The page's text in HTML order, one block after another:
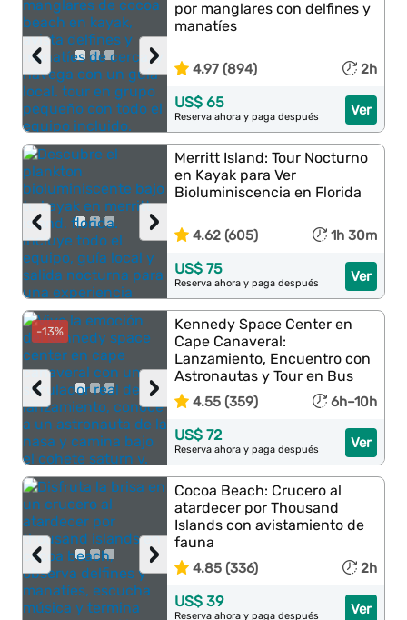
›
‹
por manglares con delfines y
manatíes
4.97 (894) 2h
Ver
US$ 65
Reserva ahora y paga después
›
‹
Merritt Island: Tour Nocturno
en Kayak para Ver
Bioluminiscencia en Florida
4.62 (605) 1h 30m
Ver
US$ 75
Reserva ahora y paga después
-13%
›
‹
Kennedy Space Center en
Cape Canaveral:
Lanzamiento, Encuentro con
Astronautas y Tour en Bus
4.55 (359) 6h–10h
Ver
US$ 72
Reserva ahora y paga después
›
‹
Cocoa Beach: Crucero al
atardecer por Thousand
Islands con avistamiento de
fauna
4.85 (336) 2h
Ver
US$ 39
Reserva ahora y paga después